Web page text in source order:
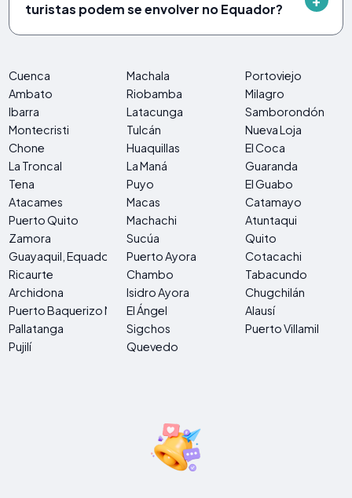
turistas podem se envolver no Equador?
Cuenca Machala
Portoviejo
Ambato
Riobamba
Milagro
Ibarra
Latacunga
Samborondón
Montecristi
Tulcán
Nueva Loja
Chone
Huaquillas
El Coca
La Troncal
La Maná
Guaranda
Tena
Puyo
El Guabo
Atacames
Macas
Catamayo
Puerto Quito
Machachi
Atuntaqui
Zamora
Sucúa
Quito
Guayaquil, Equador
Puerto Ayora
Cotacachi
Ricaurte
Chambo
Tabacundo
Archidona
Isidro Ayora
Chugchilán
Puerto Baquerizo MorenoEl Ángel
Alausí
Pallatanga
Sigchos
Puerto Villamil
Pujilí
Quevedo